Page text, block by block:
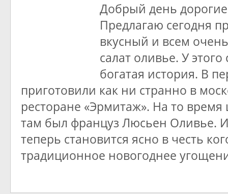
Добрый день
Предлагаю сегодня
вкусный и всем
салат оливье. У
богатая история. В
приготовили как ни странно в
ресторане «Эрмитаж». На то
там был француз Люсьен Оливье.
теперь становится ясно в честь
традиционное новогоднее